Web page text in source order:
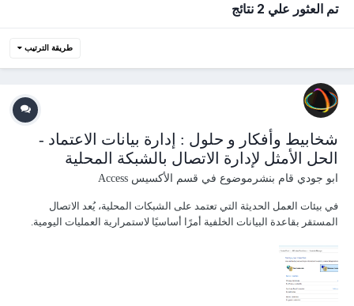
تم العثور علي 2 نتائج
طريقة الترتيب
شخابيط وأفكار و حلول : إدارة بيانات الاعتماد -
الحل الأمثل لإدارة الاتصال بالشبكة المحلية
ابو جودي قام بنشرموضوع في قسم الأكسيس Access
في بيئات العمل الحديثة التي تعتمد على الشبكات المحلية، يُعد الاتصال
المستقر بقاعدة البيانات الخلفية أمرًا أساسيًا لاستمرارية العمليات اليومية.
المستخدم وكلمة المرور) الخاصة بالوصول إلى مجلدات شبكية تحتوي على
قاعدة البيانات ويتم ا...